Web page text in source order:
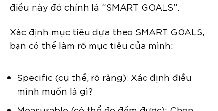
điều này đó chính là “SMART GOALS”.
Xác định mục tiêu dựa theo SMART GOALS,
bạn có thể làm rõ mục tiêu của mình:
Specific (cụ thể, rõ ràng): Xác định điều
mình muốn là gì?